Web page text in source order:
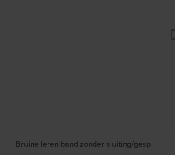
Bruine leren band zonder sluiting/gesp